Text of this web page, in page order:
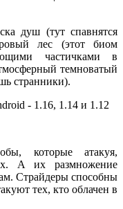
душ (тут спавнятся
лес (этот биом
частичками в
темноватый
странники).
которые атакуя,
А их размножение
Страйдеры способны
тех, кто облачен в